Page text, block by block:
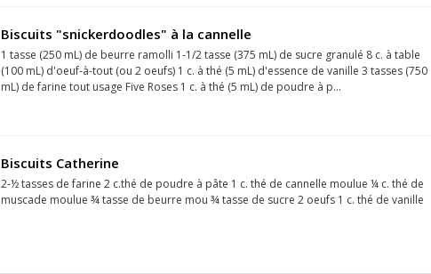
Biscuits "snickerdoodles" à la cannelle
1 tasse (250 mL) de beurre ramolli 1-1/2 tasse (375 mL) de sucre granulé 8 c. à table
(100 mL) d'oeuf-à-tout (ou 2 oeufs) 1 c. à thé (5 mL) d'essence de vanille 3 tasses (750
mL) de farine tout usage Five Roses 1 c. à thé (5 mL) de poudre à p...
Biscuits Catherine
2-½ tasses de farine 2 c.thé de poudre à pâte 1 c. thé de cannelle moulue ¼ c. thé de
muscade moulue ¾ tasse de beurre mou ¾ tasse de sucre 2 oeufs 1 c. thé de vanille